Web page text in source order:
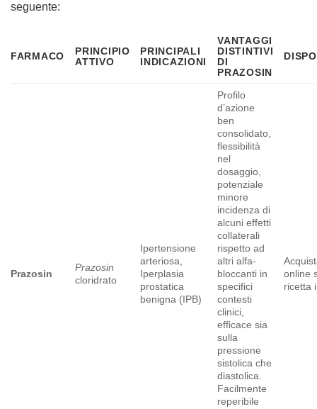
seguente:
FARMACO
PRINCIPIO
ATTIVO
PRINCIPALI
INDICAZIONI
VANTAGGI
DISTINTIVI
DI
PRAZOSIN
Prazosin
Prazosin
cloridrato
Ipertensione
arteriosa,
Iperplasia
prostatica
benigna (IPB)
Profilo
d’azione
ben
consolidato,
flessibilità
nel
dosaggio,
potenziale
minore
incidenza di
alcuni effetti
collaterali
rispetto ad
altri alfa-
bloccanti in
specifici
contesti
clinici,
efficace sia
sulla
pressione
sistolica che
diastolica.
Facilmente
reperibile
online
ricetta